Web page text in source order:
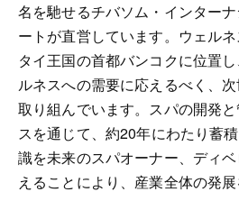
名を馳せるチバソム・インター
ートが直営しています。ウェル
タイ王国の首都バンコクに位置
ルネスへの需要に応えるべく、
取り組んでいます。スパの開発
スを通じて、約20年にわたり蓄
識を未来のスパオーナー、ディ
えることにより、産業全体の発展